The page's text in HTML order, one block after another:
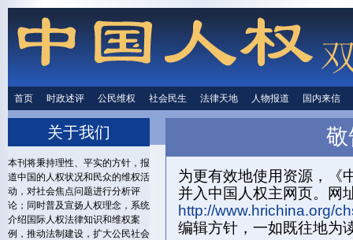
首页 时政述评 公民维权 社会民生 法律天地 人物报道 国内来信
敬
为更有效地使用资源，《
并入中国人权主网页。网
http://www.hrichina.org/
编辑方针，一如既往地为
关于我们
本刊将秉持理性、平实的方针，报
道中国的人权状况和民众的维权活
动，对社会焦点问题进行分析评
论；同时普及宣扬人权理念，系统
介绍国际人权法律知识和维权案
例，推动法制建设，扩大公民社会
时政述评 公民维权 社会民生 法律天地 人物报道 国内来
首页 关